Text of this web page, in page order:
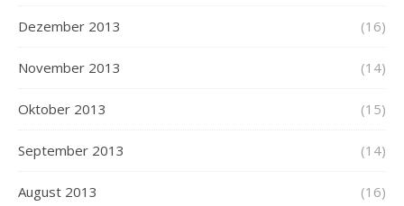
Dezember 2013 (16)
November 2013 (14)
Oktober 2013 (15)
September 2013 (14)
August 2013 (16)